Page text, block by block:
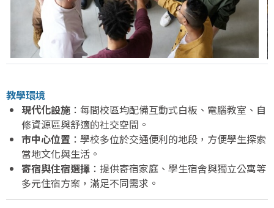
教學環境
現代化設施 ：每間校區均配備互動式白板、電腦教室、自
修資源區與舒適的社交空間。
市中心位置 ：學校多位於交通便利的地段，方便學生探索
當地文化與生活。
寄宿與住宿選擇 ：提供寄宿家庭、學生宿舍與獨立公寓等
多元住宿方案，滿足不同需求。